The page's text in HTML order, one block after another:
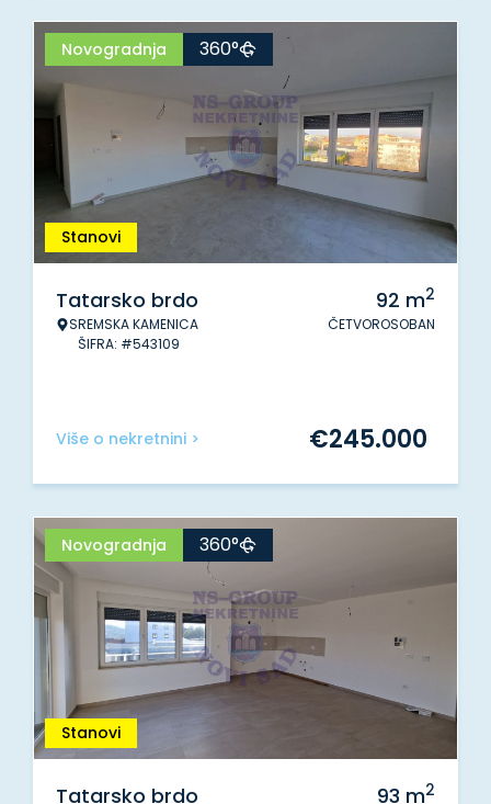
Stanovi
Novogradnja 360°
Tatarsko brdo
SREMSKA KAMENICA
ŠIFRA: #543109
92 m2
ČETVOROSOBAN
Više o nekretnini > €245.000
Stanovi
Novogradnja 360°
Tatarsko brdo 93 m2